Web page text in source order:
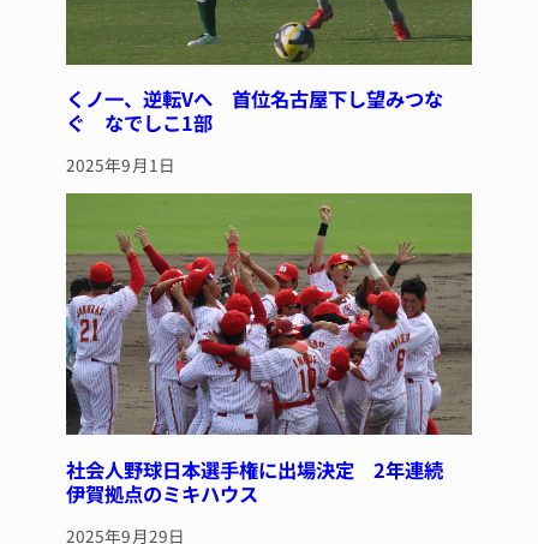
くノ一、逆転Vへ 首位名古屋下し望みつな
ぐ なでしこ1部
2025年9月1日
社会人野球日本選手権に出場決定 2年連続
伊賀拠点のミキハウス
2025年9月29日